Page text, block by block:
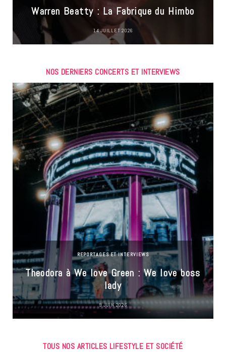
Warren Beatty : La Fabrique du Himbo
14 JUILLET 2026
NOS DERNIERS CONCERTS ET INTERVIEWS
REPORTAGES ET INTERVIEWS
Theodora à We love Green : We love boss
lady
9 JUIN 2026
TOUS NOS ARTICLES LIFESTYLE ET SOCIÉTÉ